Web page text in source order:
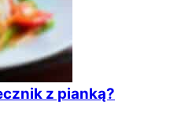
z pianką?